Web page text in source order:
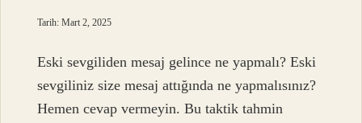
Tarih: Mart 2, 2025
Eski sevgiliden mesaj gelince ne yapmalı? Eski
sevgiliniz size mesaj attığında ne yapmalısınız?
Hemen cevap vermeyin. Bu taktik tahmin